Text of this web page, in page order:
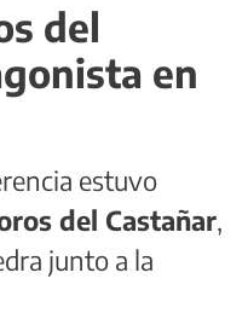
del
en
estuvo
del Castañar,
junto a la